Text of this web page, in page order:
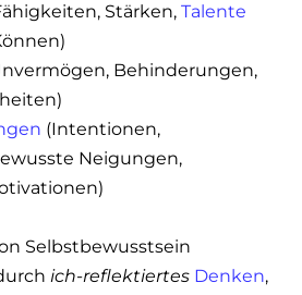
Stärken, Talente
Behinderungen,
(Intentionen,
Neigungen,
Selbstbewusstsein
ich-reflektiertes Denken,